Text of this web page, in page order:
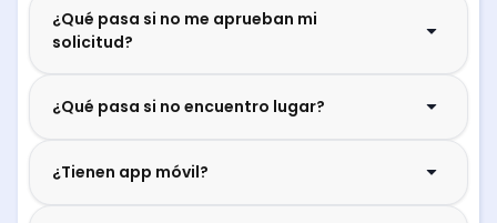
¿Qué pasa si no me aprueban mi
solicitud?
¿Qué pasa si no encuentro lugar?
¿Tienen app móvil?